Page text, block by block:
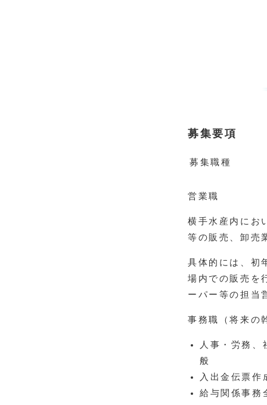
募集要項
募集職種
営業職
横手水産内にお
等の販売、卸売
具体的には、初
場内での販売を
ーパー等の担当
事務職（将来の
人事・労務、
般
入出金伝票作
給与関係事務